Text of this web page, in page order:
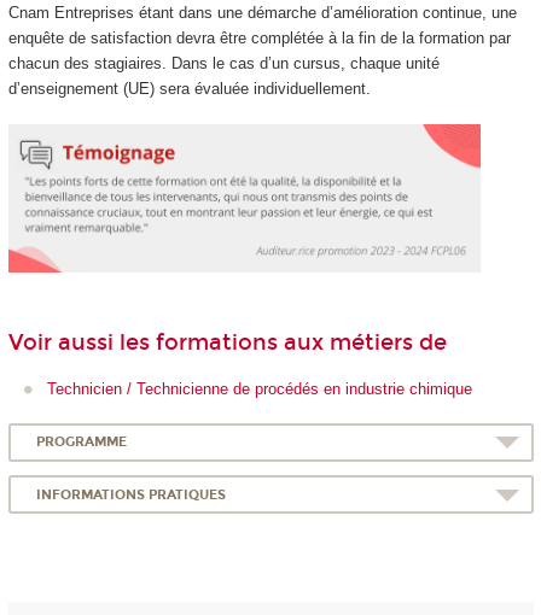
Cnam Entreprises étant dans une démarche d’amélioration continue, une
enquête de satisfaction devra être complétée à la fin de la formation par
chacun des stagiaires. Dans le cas d’un cursus, chaque unité
d’enseignement (UE) sera évaluée individuellement.
Voir aussi les formations aux métiers de
Technicien / Technicienne de procédés en industrie chimique
PROGRAMME
INFORMATIONS PRATIQUES